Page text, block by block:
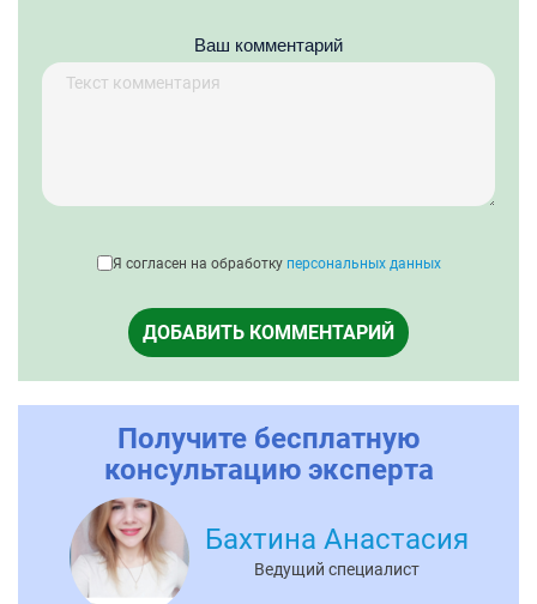
Ваш комментарий
Я согласен на обработку персональных данных
ДОБАВИТЬ КОММЕНТАРИЙ
Получите бесплатную
консультацию эксперта
Бахтина Анастасия
Ведущий специалист